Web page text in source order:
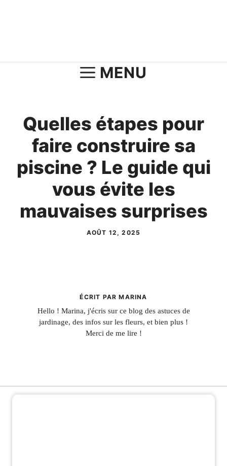
MENU
Quelles étapes pour
faire construire sa
piscine ? Le guide qui
vous évite les
mauvaises surprises
AOÛT 12, 2025
ÉCRIT PAR MARINA
Hello ! Marina, j'écris sur ce blog des astuces de
jardinage, des infos sur les fleurs, et bien plus !
Merci de me lire !